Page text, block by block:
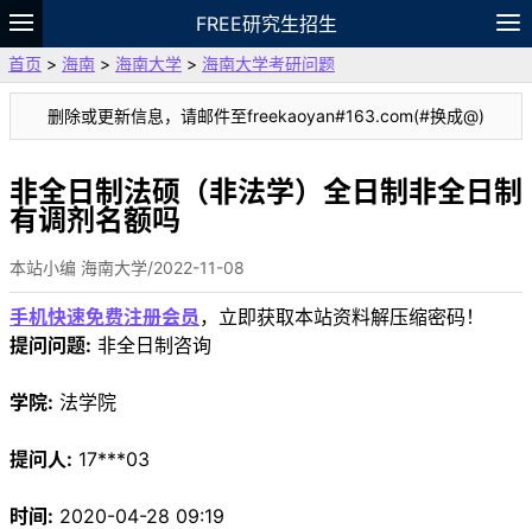
FREE研究生招生
题库
故事 专题 APP 笔记
VIP
资料
首页 > 海南 > 海南大学 > 海南大学考研问题
删除或更新信息，请邮件至freekaoyan#163.com(#换成@)
非全日制法硕（非法学）全日制非全日制
有调剂名额吗
本站小编 海南大学/2022-11-08
手机快速免费注册会员 ，立即获取本站资料解压缩密码！
提问问题: 非全日制咨询
学院: 法学院
提问人: 17***03
时间: 2020-04-28 09:19